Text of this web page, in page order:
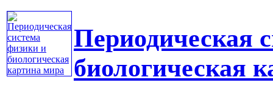
Периодическая
биологическая